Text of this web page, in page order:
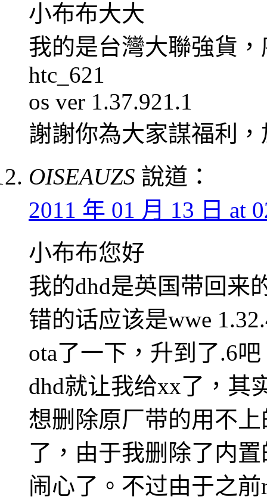
小布布大大
我的是台灣大聯強貨
htc_621
os ver 1.37.921.1
謝謝你為大家謀福利
OISEAUZS 說道：
2011 年 01 月 13 日 at
小布布您好
我的dhd是英国带回来
错的话应该是wwe
ota了一下，升到了.6
dhd就让我给xx了，其
想删除原厂带的用不
了，由于我删除了内
闹心了。不过由于之